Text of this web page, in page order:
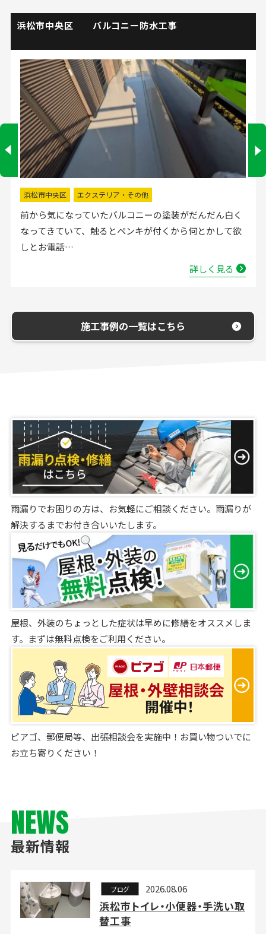
掛川市 流し台水栓取替工事
掛川市 水回りリフォーム
流し台の水栓が壊れたので直してほしいと弊社にお電話
いただきました。確認した所、水栓の吐水が落ちたよう
で取替する…
詳しく見る
施工事例の一覧はこちら
雨漏りでお困りの方は、お気軽にご相談ください。雨漏りが
解決するまでお付き合いいたします。
屋根、外装のちょっとした症状は早めに修繕をオススメしま
す。まずは無料点検をご利用ください。
ピアゴ、郵便局等、出張相談会を実施中！お買い物ついでに
お立ち寄りください！
NEWS
最新情報
ブログ 2026.08.06
浜松市トイレ・小便器・手洗い取
替工事